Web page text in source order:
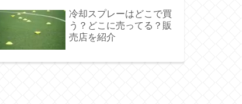
冷却スプレーはどこで買
う？どこに売ってる？販
売店を紹介